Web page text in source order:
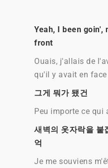
Yeah, I been goin',
front
Ouais, j'allais de
qu'il y avait en face
그게 뭐가 됐건
Peu importe ce qui
새벽의 옷자락을 붙
억
Je me souviens